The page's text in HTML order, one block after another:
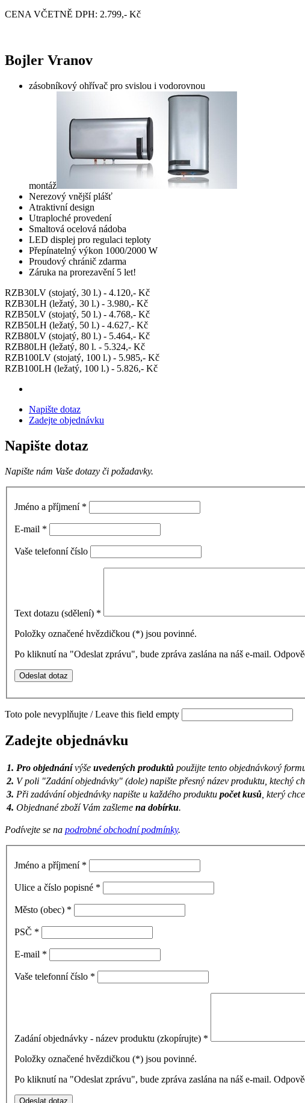
CENA VČETNĚ DPH: 2.799,- Kč
Bojler Vranov
zásobníkový ohřívač pro svislou i vodorovnou
montáž
Nerezový vnější plášť
Atraktivní design
Utraploché provedení
Smaltová ocelová nádoba
LED displej pro regulaci teploty
Přepínatelný výkon 1000/2000 W
Proudový chránič zdarma
Záruka na prorezavění 5 let!
RZB30LV (stojatý, 30 l.) - 4.120,- Kč
RZB30LH (ležatý, 30 l.) - 3.980,- Kč
RZB50LV (stojatý, 50 l.) - 4.768,- Kč
RZB50LH (ležatý, 50 l.) - 4.627,- Kč
RZB80LV (stojatý, 80 l.) - 5.464,- Kč
RZB80LH (ležatý, 80 l. - 5.324,- Kč
RZB100LV (stojatý, 100 l.) - 5.985,- Kč
RZB100LH (ležatý, 100 l.) - 5.826,- Kč
Napište dotaz
Zadejte objednávku
Napište dotaz
Napište nám Vaše dotazy či požadavky.
Jméno a příjmení *
E-mail *
Vaše telefonní číslo
Text dotazu (sdělení) *
Položky označené hvězdičkou (*) jsou povinné.
Po kliknutí na "Odeslat zprávu", bude zpráva zaslána na náš e-mail.
Toto pole nevyplňujte / Leave this field empty
Zadejte objednávku
1. Pro objednánívýše uvedených produktů použijte tento objednávkový
2. V poli "Zadání objednávky" (dole) napište přesný název produktu, ktechý
3. Při zadávání objednávky napište u každého produktu počet kusů , který
4. Objednané zboží Vám zašleme na dobírku.
Podívejte se na podrobné obchodní podmínky.
Jméno a příjmení *
Ulice a číslo popisné *
Město (obec) *
PSČ *
E-mail *
Vaše telefonní číslo *
Zadání objednávky - název produktu (zkopírujte) *
Položky označené hvězdičkou (*) jsou povinné.
Po kliknutí na "Odeslat zprávu", bude zpráva zaslána na náš e-mail.